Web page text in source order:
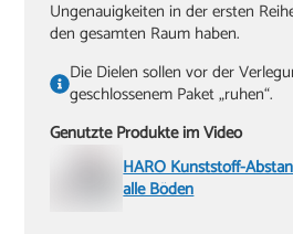
Ungenauigkeiten in der ersten
den gesamten Raum haben.
Die Dielen sollen vor der
geschlossenem Paket „ruhen“.
Genutzte Produkte im Video
HARO Kunststoff-
alle Böden